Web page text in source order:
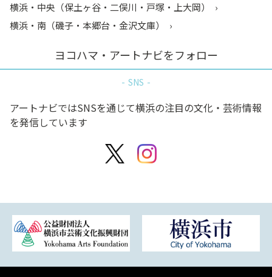
横浜・中央（保土ヶ谷・二俣川・戸塚・上大岡）
横浜・南（磯子・本郷台・金沢文庫）
ヨコハマ・アートナビをフォロー
SNS
アートナビではSNSを通じて横浜の注目の文化・芸術情報
を発信しています